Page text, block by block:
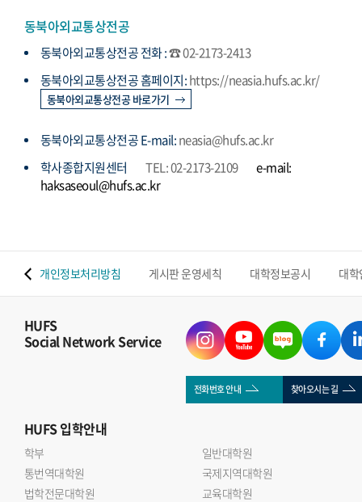
동북아외교통상전공
동북아외교통상전공 전화 :☎ 02-2173-2413
동북아외교통상전공 홈페이지:https://neasia.hufs.ac.kr/
동북아외교통상전공 바로가기
동북아외교통상전공 E-mail:neasia@hufs.ac.kr
학사종합지원센터
TEL: 02-2173-2109
e-mail:
haksaseoul@hufs.ac.kr
개인정보처리방침 게시판 운영세칙 대학정보공시 대
HUFS
Social Network Service
전화번호 안내 찾아오시는 길
HUFS입학안내
학부
일반대학원
통번역대학원
국제지역대학원
법학전문대학원
교육대학원